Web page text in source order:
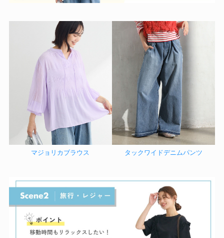
マジョリカブラウス タックワイドデニムパンツ